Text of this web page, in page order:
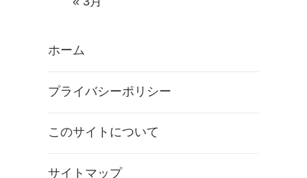
ホーム
プライバシーポリシー
このサイトについて
サイトマップ